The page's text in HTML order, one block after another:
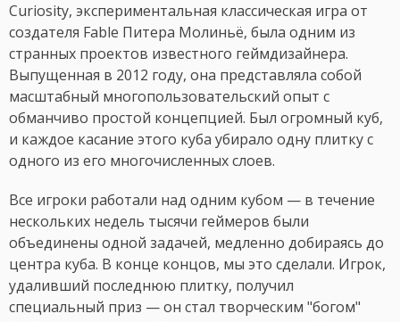
Curiosity, экспериментальная классическая игра от
создателя Fable Питера Молиньё, была одним из
странных проектов известного геймдизайнера.
Выпущенная в 2012 году, она представляла собой
масштабный многопользовательский опыт с
обманчиво простой концепцией. Был огромный куб,
и каждое касание этого куба убирало одну плитку с
одного из его многочисленных слоев.
Все игроки работали над одним кубом — в течение
нескольких недель тысячи геймеров были
объединены одной задачей, медленно добираясь до
центра куба. В конце концов, мы это сделали. Игрок,
удаливший последнюю плитку, получил
специальный приз — он стал творческим "богом"